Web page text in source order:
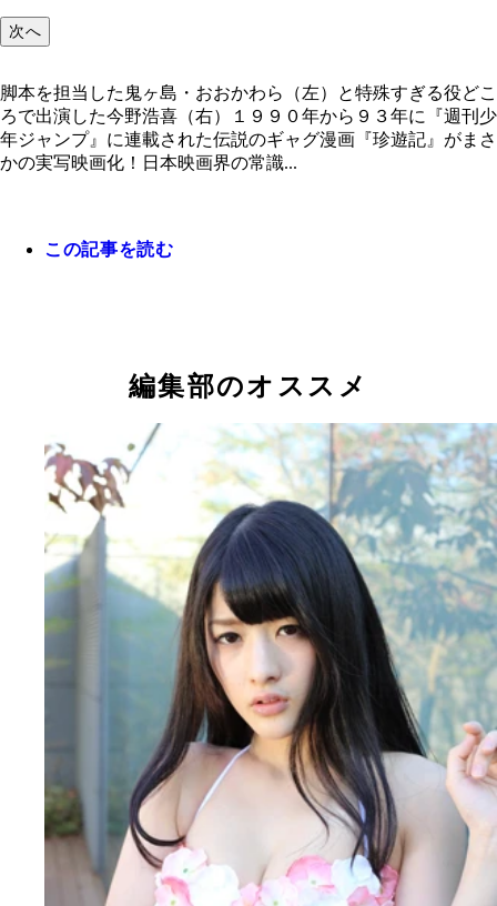
次へ
脚本を担当した鬼ヶ島・おおかわら（左）と特殊すぎる役どこ
ろで出演した今野浩喜（右）１９９０年から９３年に『週刊少
年ジャンプ』に連載された伝説のギャグ漫画『珍遊記』がまさ
かの実写映画化！日本映画界の常識...
この記事を読む
編集部のオススメ